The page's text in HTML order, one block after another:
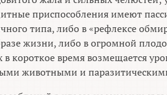
приспособления имеют
типа, либо в «рефлексе
жизни, либо в огромной
в короткое время возмещается
животными и